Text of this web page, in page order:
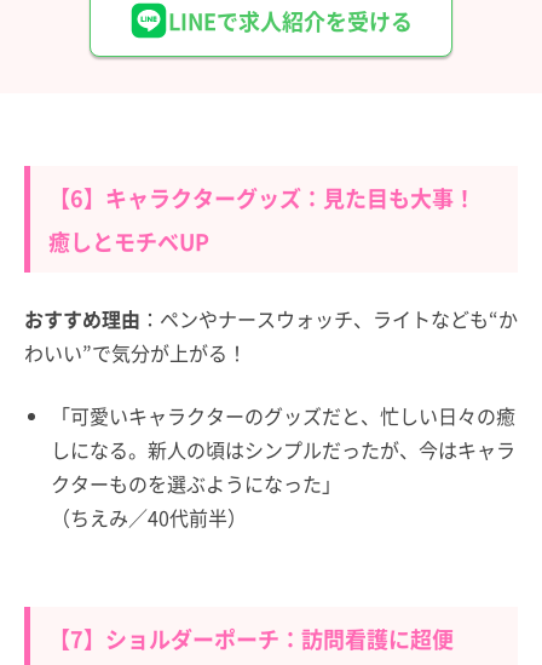
LINEで求人紹介を受ける
【6】キャラクターグッズ：見た目も大事！
癒しとモチベUP
おすすめ理由 ：ペンやナースウォッチ、ライトなども“か
わいい”で気分が上がる！
「可愛いキャラクターのグッズだと、忙しい日々の癒
しになる。新人の頃はシンプルだったが、今はキャラ
クターものを選ぶようになった」
（ちえみ／40代前半）
【7】ショルダーポーチ：訪問看護に超便